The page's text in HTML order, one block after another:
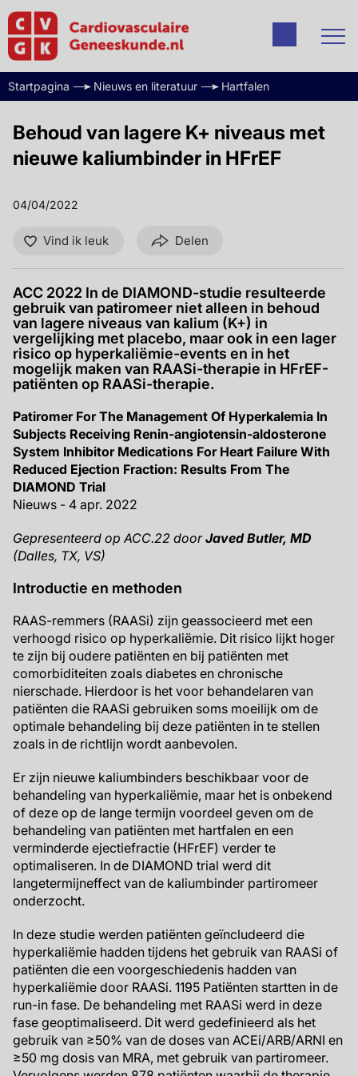
Startpagina Nieuws en literatuur Hartfalen
Behoud van lagere K+ niveaus met
nieuwe kaliumbinder in HFrEF
04/04/2022
Vind ik leuk Delen
ACC 2022 In de DIAMOND-studie resulteerde
gebruik van patiromeer niet alleen in behoud
van lagere niveaus van kalium (K+) in
vergelijking met placebo, maar ook in een lager
risico op hyperkaliëmie-events en in het
mogelijk maken van RAASi-therapie in HFrEF-
patiënten op RAASi-therapie.
Patiromer For The Management Of Hyperkalemia In
Subjects Receiving Renin-angiotensin-aldosterone
System Inhibitor Medications For Heart Failure With
Reduced Ejection Fraction: Results From The
DIAMOND Trial
Nieuws - 4 apr. 2022
Gepresenteerd op ACC.22 doorJaved Butler, MD
(Dalles, TX, VS)
Introductie en methoden
RAAS-remmers (RAASi) zijn geassocieerd met een
verhoogd risico op hyperkaliëmie. Dit risico lijkt hoger
te zijn bij oudere patiënten en bij patiënten met
comorbiditeiten zoals diabetes en chronische
nierschade. Hierdoor is het voor behandelaren van
patiënten die RAASi gebruiken soms moeilijk om de
optimale behandeling bij deze patiënten in te stellen
zoals in de richtlijn wordt aanbevolen.
Er zijn nieuwe kaliumbinders beschikbaar voor de
behandeling van hyperkaliëmie, maar het is onbekend
of deze op de lange termijn voordeel geven om de
behandeling van patiënten met hartfalen en een
verminderde ejectiefractie (HFrEF) verder te
optimaliseren. In de DIAMOND trial werd dit
langetermijneffect van de kaliumbinder partiromeer
onderzocht.
In deze studie werden patiënten geïncludeerd die
hyperkaliëmie hadden tijdens het gebruik van RAASi of
patiënten die een voorgeschiedenis hadden van
hyperkaliëmie door RAASi. 1195 Patiënten startten in de
run-in fase. De behandeling met RAASi werd in deze
fase geoptimaliseerd. Dit werd gedefinieerd als het
gebruik van ≥50% van de doses van ACEi/ARB/ARNI en
≥50 mg dosis van MRA, met gebruik van partiromeer.